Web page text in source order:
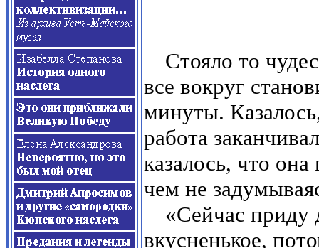
Стояло то
все вокруг
минуты.
работа
казалось, что
чем не
«Сейчас приду
вкусненькое,